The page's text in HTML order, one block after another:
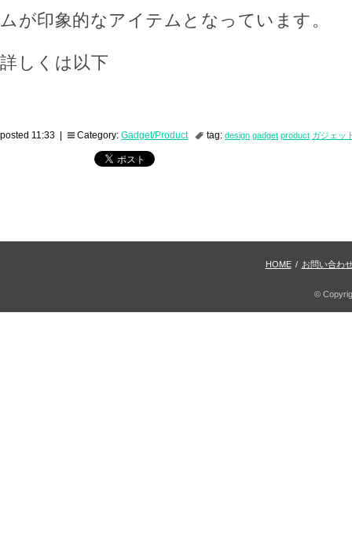
ムが印象的なアイテムとなっています。
詳しくは以下
posted 11:33 | Category: Gadget/Product tag: design gadget product ガジェッ
HOME / お問い合わ
©